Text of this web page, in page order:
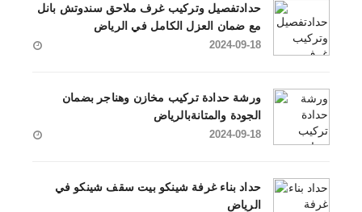
حدادتفصيل وتركيب غرف ملاحق سندوتش بانل
مع ضمان العزل الكامل في الرياض
2024-09-18
ورشة حدادة تركيب مخازن وهناجر بضمان
الجودة والمتانةبالرياض
2024-09-18
حداد بناء غرفة شينكو بيت سقف شينكو في
الرياض